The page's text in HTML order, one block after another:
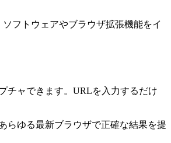
フトウェアやブラウザ拡張機能をイ
チャできます。URLを入力するだけ
らゆる最新ブラウザで正確な結果を提